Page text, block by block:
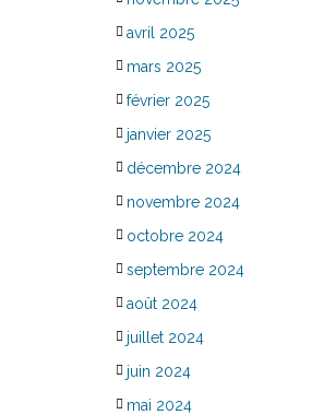
avril 2025
mars 2025
février 2025
janvier 2025
décembre 2024
novembre 2024
octobre 2024
septembre 2024
août 2024
juillet 2024
juin 2024
mai 2024